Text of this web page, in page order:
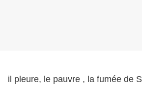
il pleure, le pauvre , la fumée de